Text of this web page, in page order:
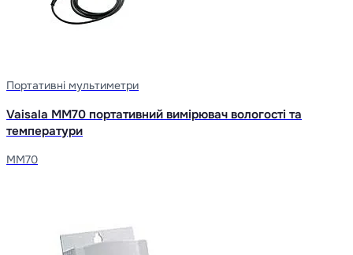
Портативні мультиметри
Vaisala MM70 портативний вимірювач вологості та
температури
MM70